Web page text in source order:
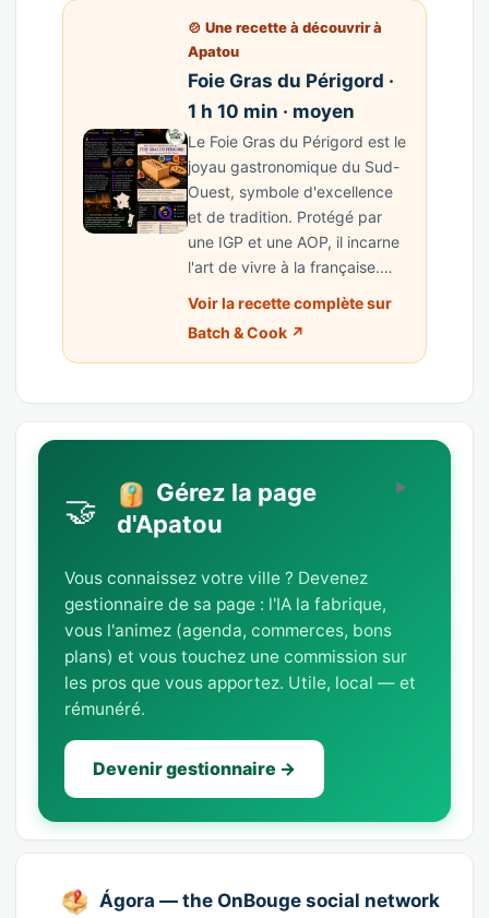
🍲 Une recette à découvrir à
Apatou
Foie Gras du Périgord ·
1 h 10 min · moyen
Le Foie Gras du Périgord est le
joyau gastronomique du Sud-
Ouest, symbole d'excellence
et de tradition. Protégé par
une IGP et une AOP, il incarne
l'art de vivre à la française.…
Voir la recette complète sur
Batch & Cook ↗
🤝
Gérez la page
d'Apatou
Vous connaissez votre ville ? Devenez
gestionnaire de sa page : l'IA la fabrique,
vous l'animez (agenda, commerces, bons
plans) et vous touchez une commission sur
les pros que vous apportez. Utile, local — et
rémunéré.
Devenir gestionnaire →
Ágora — the OnBouge social network